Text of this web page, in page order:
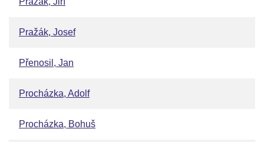
Pražák, Josef
Přenosil, Jan
Procházka, Adolf
Procházka, Bohuš